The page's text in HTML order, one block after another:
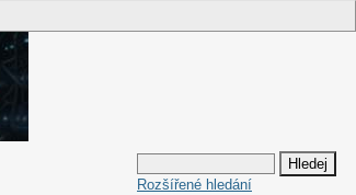
Rozšířené hledání